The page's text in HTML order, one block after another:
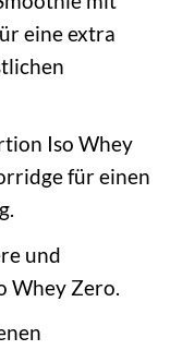
eine extra
Iso Whey
für einen
und
Whey Zero.